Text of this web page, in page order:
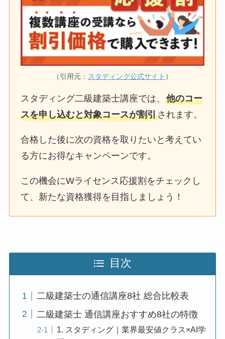
（引用元： スタディング公式サイト ）
スタディング二級建築士講座では、他のコー
スを申し込むと対象コースが割引されます。
合格した後に次の資格を取りたいと考えてい
る方にお得なキャンペーンです。
この機会にWライセンス応援割をチェックし
て、新たな資格獲得を目指しましょう！
目次
二級建築士の通信講座8社 総合比較表
二級建築士 通信講座おすすめ8社の特徴
1. スタディング｜業界最安値クラス×AI学